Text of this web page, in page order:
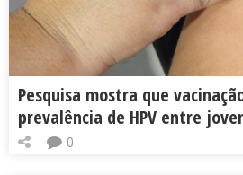
Pesquisa mostra que
prevalência de HPV entre
0